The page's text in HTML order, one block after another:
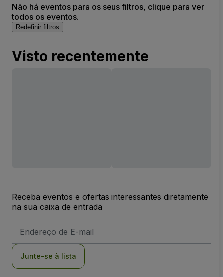
Não há eventos para os seus filtros, clique para ver
todos os eventos.
Redefinir filtros
Visto recentemente
Receba eventos e ofertas interessantes diretamente
na sua caixa de entrada
de
Junte-se à lista